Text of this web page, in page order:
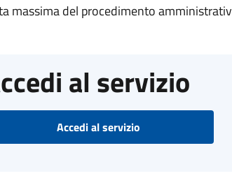
massima del procedimento
al servizio
Accedi al servizio